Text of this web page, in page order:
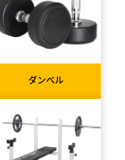
ダンベル